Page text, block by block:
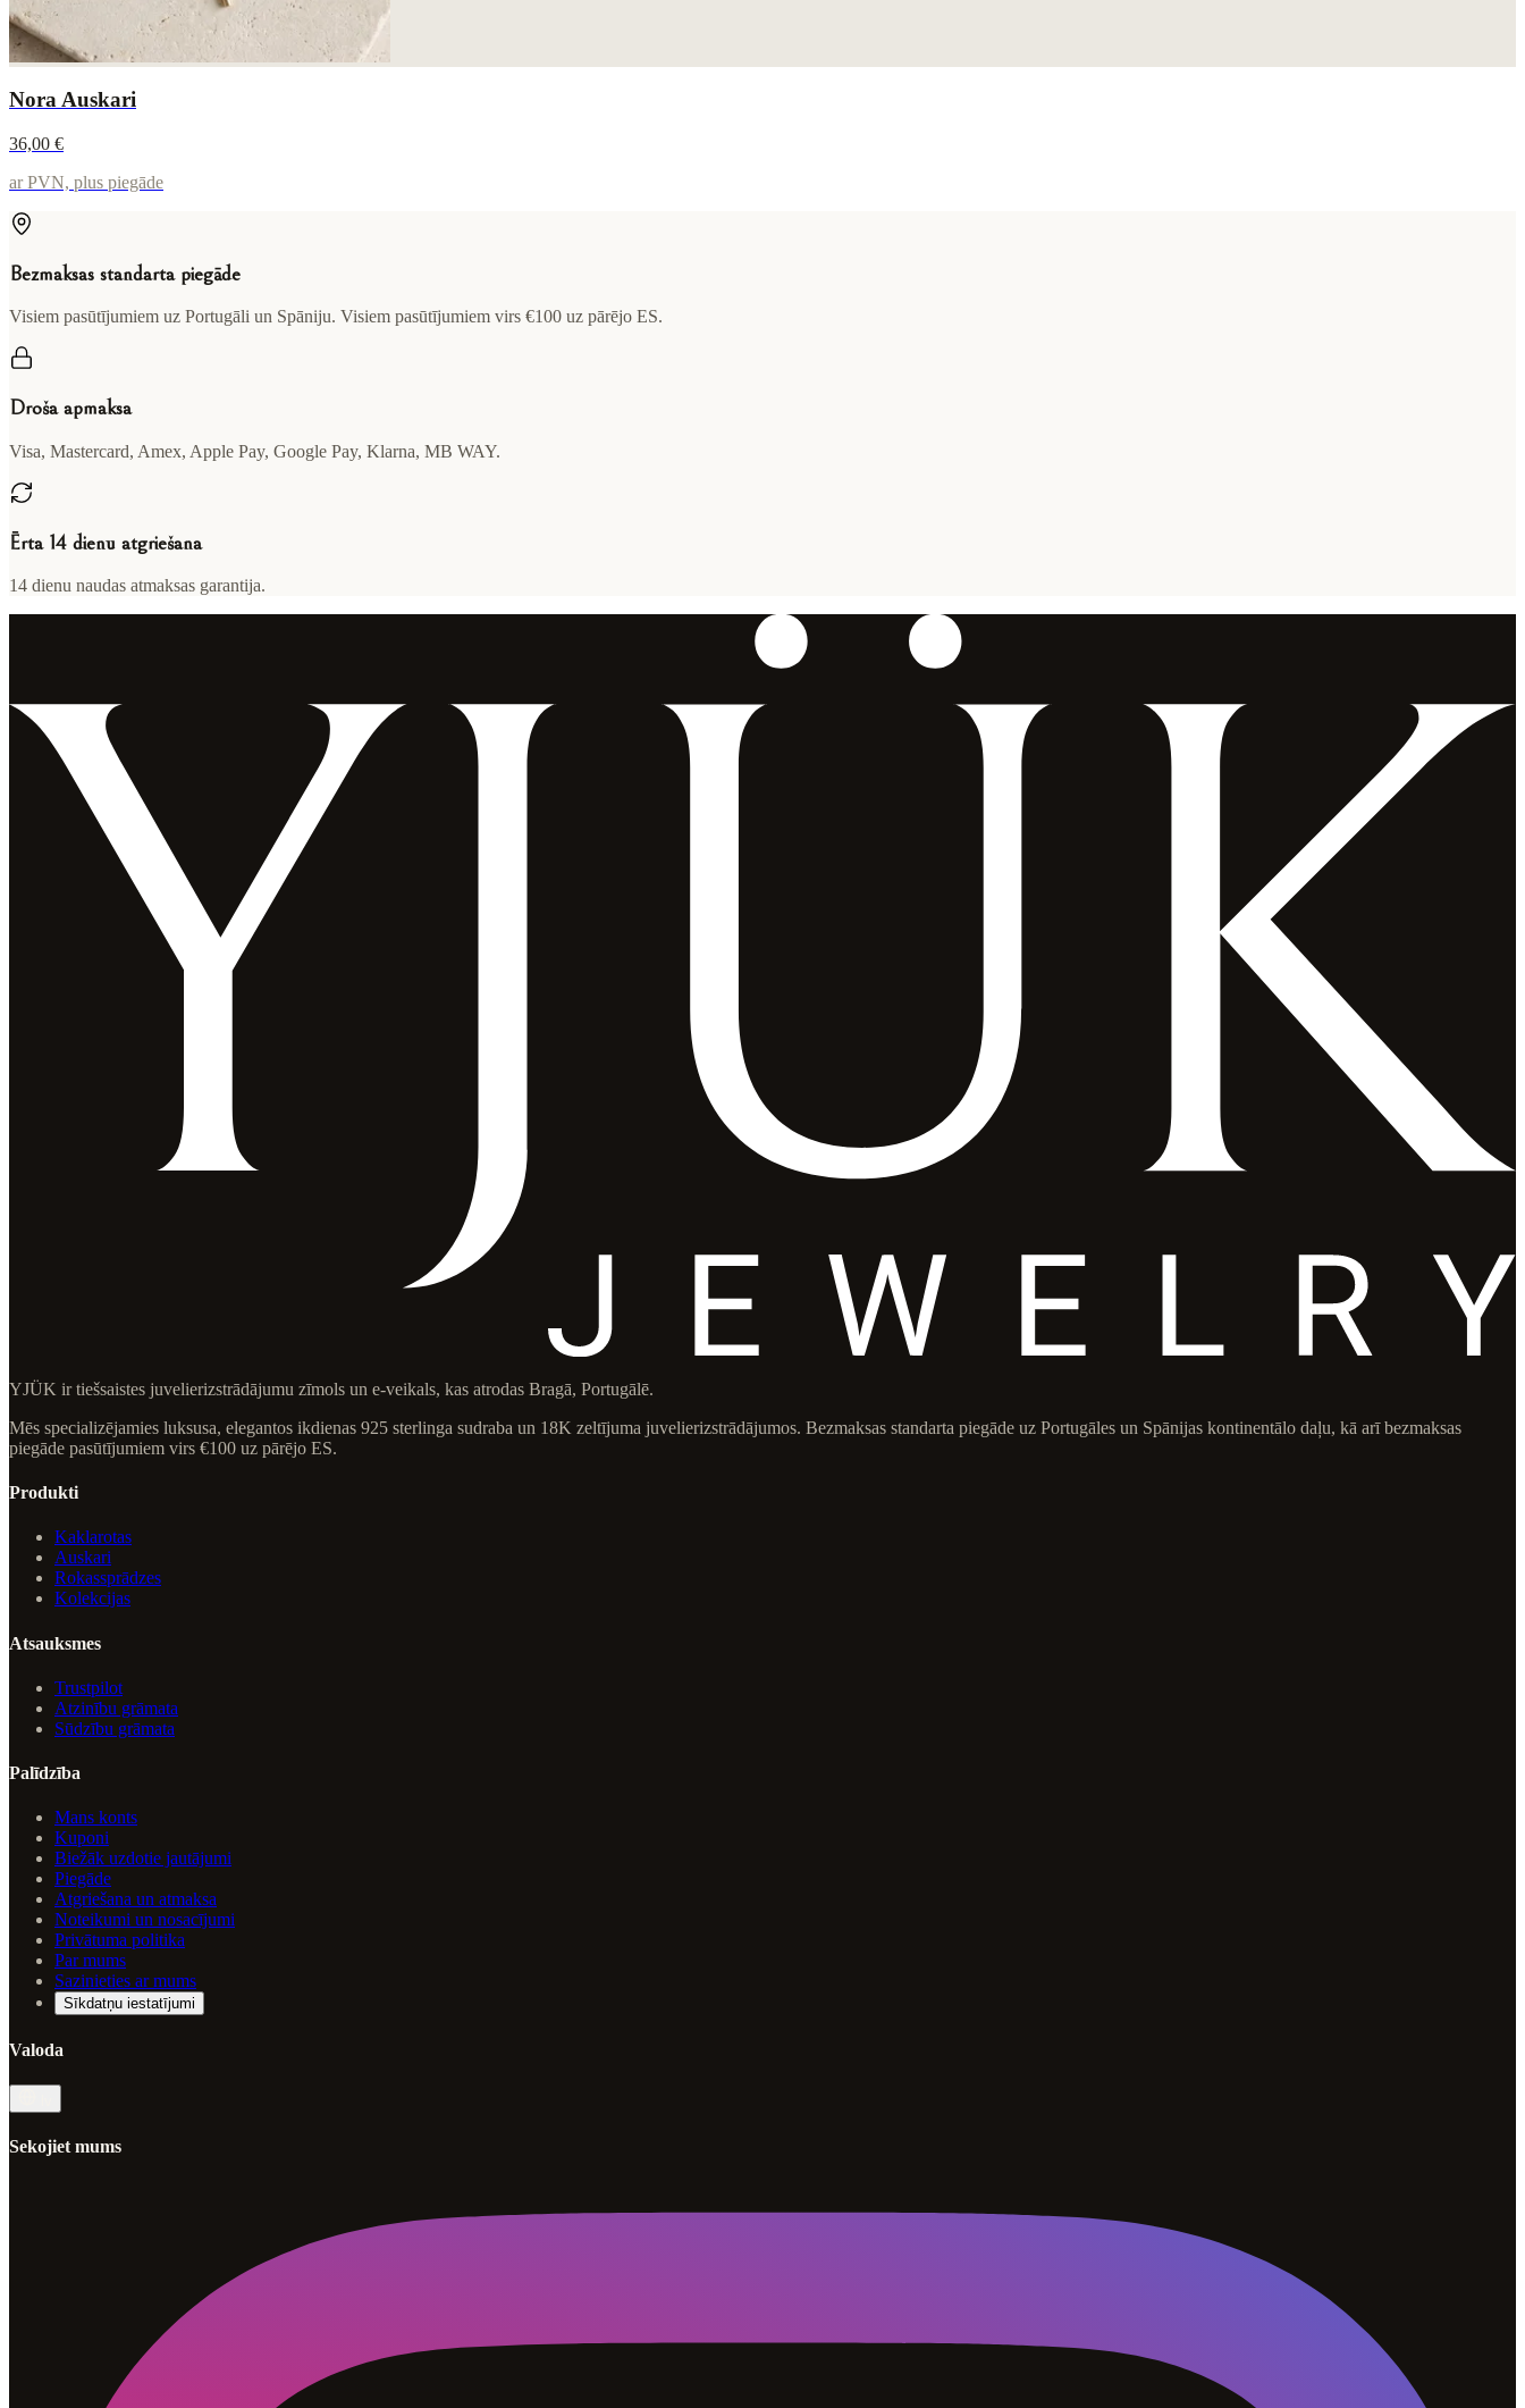
Nora Auskari
36,00 €
ar PVN, plus piegāde
Bezmaksas standarta piegāde
Visiem pasūtījumiem uz Portugāli un Spāniju. Visiem pasūtījumiem virs €100 uz pārējo ES.
Droša apmaksa
Visa, Mastercard, Amex, Apple Pay, Google Pay, Klarna, MB WAY.
Ērta 14 dienu atgriešana
14 dienu naudas atmaksas garantija.
YJÜK ir tiešsaistes juvelierizstrādājumu zīmols un e-veikals, kas atrodas Bragā, Portugālē.
Mēs specializējamies luksusa, elegantos ikdienas 925 sterlinga sudraba un 18K zeltījuma juvelierizstrādājumos. Bezmaksas standarta piegāde uz Portugāles un Spānijas kontinentālo daļu, kā arī bezmaksas
piegāde pasūtījumiem virs €100 uz pārējo ES.
Produkti
Kaklarotas
Auskari
Rokassprādzes
Kolekcijas
Atsauksmes
Trustpilot
Atzinību grāmata
Sūdzību grāmata
Palīdzība
Mans konts
Kuponi
Biežāk uzdotie jautājumi
Piegāde
Atgriešana un atmaksa
Noteikumi un nosacījumi
Privātuma politika
Par mums
Sazinieties ar mums
Sīkdatņu iestatījumi
Valoda
Sekojiet mums